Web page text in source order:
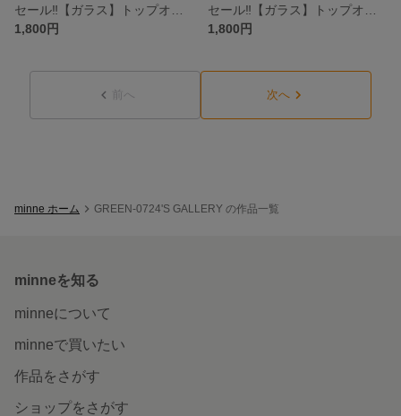
1,800円
1,800円
前へ 次へ
minne ホーム GREEN-0724'S GALLERY の作品一覧
minneを知る
minneについて
minneで買いたい
作品をさがす
ショップをさがす